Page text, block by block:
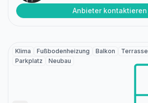
Anbieter kontaktieren
Klima Fußbodenheizung Balkon Terrasse
Parkplatz
Neubau